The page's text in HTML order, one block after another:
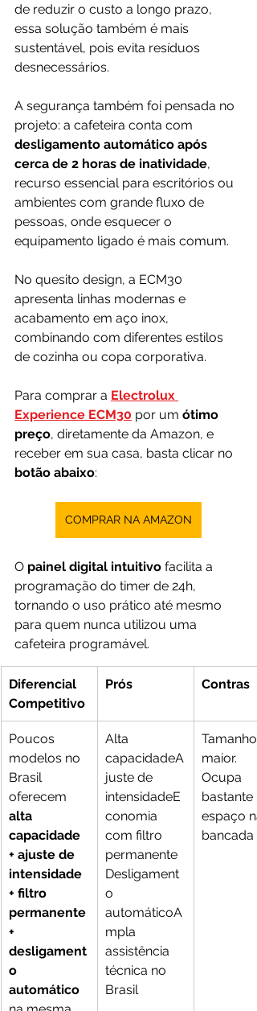
de reduzir o custo a longo prazo,
essa solução também é mais
sustentável, pois evita resíduos
desnecessários.
A segurança também foi pensada no
projeto: a cafeteira conta com
desligamento automático após
cerca de 2 horas de inatividade,
recurso essencial para escritórios ou
ambientes com grande fluxo de
pessoas, onde esquecer o
equipamento ligado é mais comum.
No quesito design, a ECM30
apresenta linhas modernas e
acabamento em aço inox,
combinando com diferentes estilos
de cozinha ou copa corporativa.
Para comprar a Electrolux
Experience ECM30 por um ótimo
preço, diretamente da Amazon, e
receber em sua casa, basta clicar no
botão abaixo:
COMPRAR NA AMAZON
O painel digital intuitivo facilita a
programação do timer de 24h,
tornando o uso prático até mesmo
para quem nunca utilizou uma
cafeteira programável.
Diferencial
Competitivo
Prós Contras
Poucos
modelos no
Brasil
oferecem
alta
capacidade
+ ajuste de
intensidade
+ filtro
permanente
+
desligament
o
automático
Alta
capacidadeA
juste de
intensidadeE
conomia
com filtro
permanente
Desligament
o
automáticoA
mpla
assistência
técnica no
Brasil
Tamanho
maior.
Ocupa
bastante
espaço
bancada